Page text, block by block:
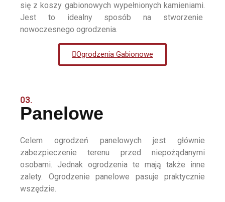
się z koszy gabionowych wypełnionych kamieniami.
Jest to idealny sposób na stworzenie
nowoczesnego ogrodzenia.
Ogrodzenia Gabionowe
03.
Panelowe
Celem ogrodzeń panelowych jest głównie
zabezpieczenie terenu przed niepożądanymi
osobami. Jednak ogrodzenia te mają także inne
zalety. Ogrodzenie panelowe pasuje praktycznie
wszędzie.